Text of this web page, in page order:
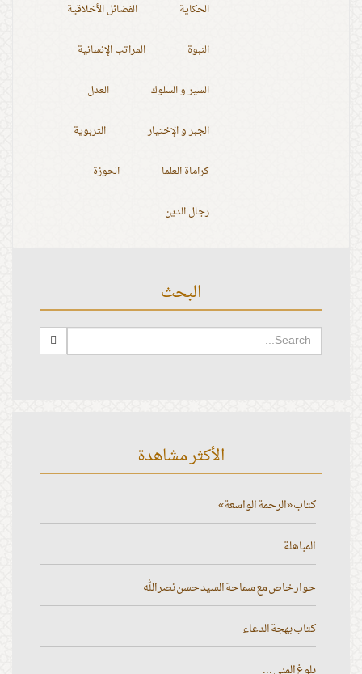
الحكاية الفضائل الأخلاقية
النبوة المراتب الإنسانية
السير و السلوك العدل
الجبر و الإختيار التربوية
كراماة العلما الحوزة
رجال الدين
البحث
الأكثر مشاهدة
كتاب «الرحمة الواسعة»
المباهلة
حوار خاص مع سماحة السيد حسن نصر الله
كتاب بهجة الدعاء